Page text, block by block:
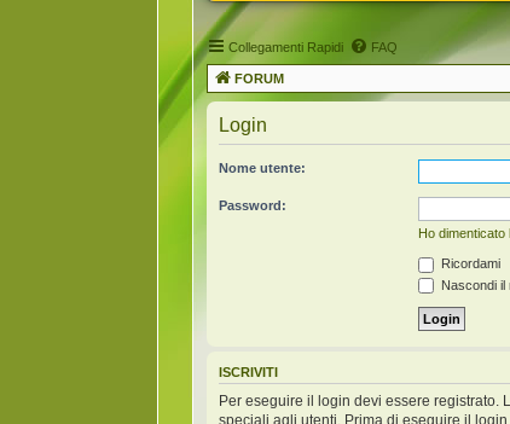
Collegamenti Rapidi FAQ
FORUM
Login
Nome utente:
Password:
Ho
Ricordami
Nascondi il
ISCRIVITI
Per eseguire il login devi essere registrato.
speciali agli utenti. Prima di eseguire il